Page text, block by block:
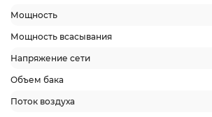
Мощность
Мощность всасывания
Напряжение сети
Объем бака
Поток воздуха